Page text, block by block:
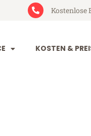
Kostenlose
KOSTEN &